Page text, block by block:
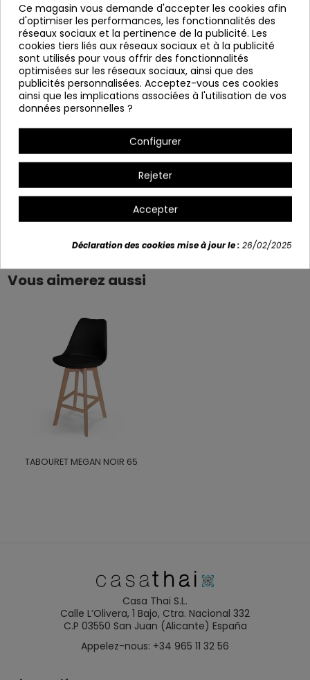
Les jambes en bois de hêtre.
Ça sert à démanteler.
Largeur: 49 cm
Hauteur: 112 cm Δ Siège supérieur: 75 cm
Profondeur : 54 cm
Variants
Détails du produit
Vous aimerez aussi
TABOURET MEGAN NOIR 65
Casa Thai S.L.
Calle L’Olivera, 1 Bajo, Ctra. Nacional 332
C.P 03550 San Juan (Alicante) España
Appelez-nous: +34 965 11 32 56
Ce magasin vous demande d'accepter les cookies afin
d'optimiser les performances, les fonctionnalités des
réseaux sociaux et la pertinence de la publicité. Les
cookies tiers liés aux réseaux sociaux et à la publicité
sont utilisés pour vous offrir des fonctionnalités
optimisées sur les réseaux sociaux, ainsi que des
publicités personnalisées. Acceptez-vous ces cookies
ainsi que les implications associées à l'utilisation de vos
données personnelles ?
Configurer
Rejeter
Accepter
Déclaration des cookies mise à jour le :26/02/2025